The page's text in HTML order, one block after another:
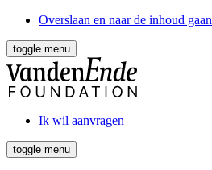
Overslaan en naar de inhoud gaan
toggle menu
Ik wil aanvragen
toggle menu